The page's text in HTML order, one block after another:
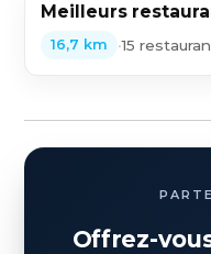
Meilleurs
16,7 km •15
Offrez-